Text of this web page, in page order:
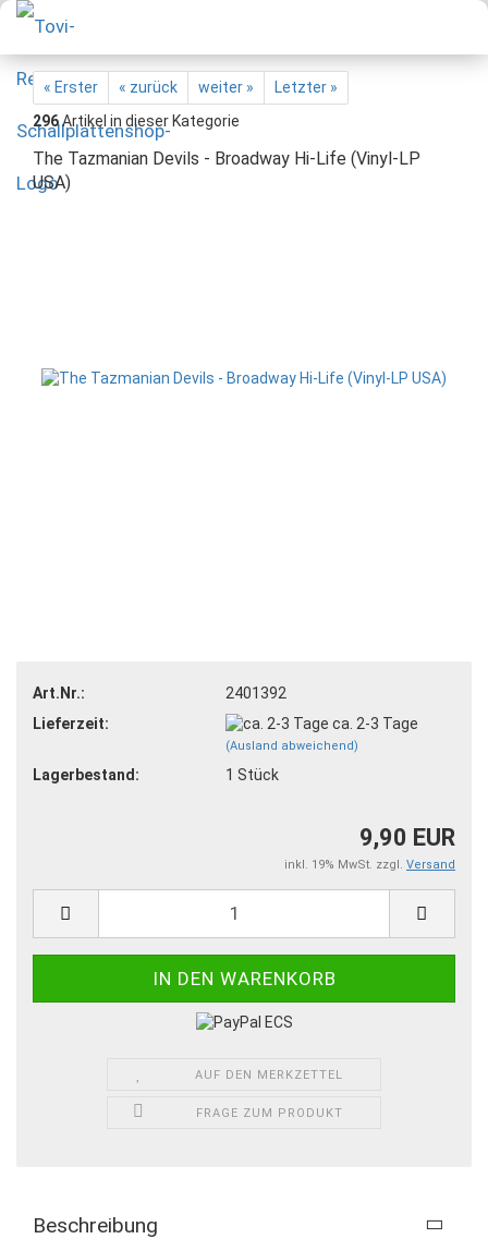
« Erster « zurück weiter »
Letzter »
296Artikel in dieser Kategorie
The Tazmanian Devils - Broadway Hi-Life (Vinyl-LP
USA)
Art.Nr.:
2401392
Lieferzeit:
ca. 2-3 Tage
(Ausland abweichend)
Lagerbestand: 1 Stück
9,90 EUR
inkl. 19% MwSt. zzgl. Versand
AUF DEN MERKZETTEL
FRAGE ZUM PRODUKT
Beschreibung